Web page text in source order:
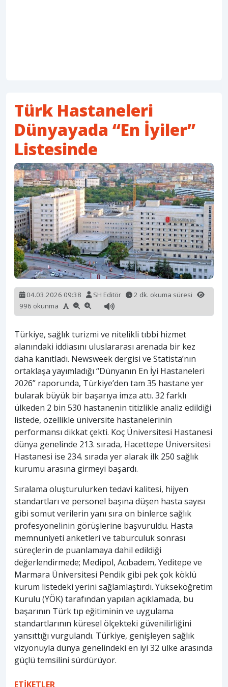
Türk Hastaneleri
Dünyayada “En İyiler”
Listesinde
04.03.2026 09:38 SH Editör
2 dk. okuma süresi
996 okunma
Türkiye, sağlık turizmi ve nitelikli tıbbi hizmet
alanındaki iddiasını uluslararası arenada bir kez
daha kanıtladı. Newsweek dergisi ve Statista’nın
ortaklaşa yayımladığı “Dünyanın En İyi Hastaneleri
2026” raporunda, Türkiye’den tam 35 hastane yer
bularak büyük bir başarıya imza attı. 32 farklı
ülkeden 2 bin 530 hastanenin titizlikle analiz edildiği
listede, özellikle üniversite hastanelerinin
performansı dikkat çekti. Koç Üniversitesi Hastanesi
dünya genelinde 213. sırada, Hacettepe Üniversitesi
Hastanesi ise 234. sırada yer alarak ilk 250 sağlık
kurumu arasına girmeyi başardı.
Sıralama oluşturulurken tedavi kalitesi, hijyen
standartları ve personel başına düşen hasta sayısı
gibi somut verilerin yanı sıra on binlerce sağlık
profesyonelinin görüşlerine başvuruldu. Hasta
memnuniyeti anketleri ve taburculuk sonrası
süreçlerin de puanlamaya dahil edildiği
değerlendirmede; Medipol, Acıbadem, Yeditepe ve
Marmara Üniversitesi Pendik gibi pek çok köklü
kurum listedeki yerini sağlamlaştırdı. Yükseköğretim
Kurulu (YÖK) tarafından yapılan açıklamada, bu
başarının Türk tıp eğitiminin ve uygulama
standartlarının küresel ölçekteki güvenilirliğini
yansıttığı vurgulandı. Türkiye, genişleyen sağlık
vizyonuyla dünya genelindeki en iyi 32 ülke arasında
güçlü temsilini sürdürüyor.
ETİKETLER